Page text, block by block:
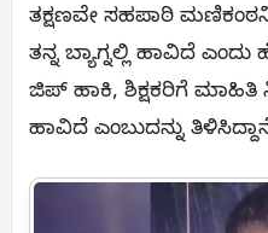
ತಕ್ಷಣವೇ ಸಹಪಾಠಿ
ತನ್ನ ಬ್ಯಾಗ್ನಲ್ಲಿ ಹಾವಿದೆ ಎಂದು
ಜಿಪ್ ಹಾಕಿ, ಶಿಕ್ಷಕರಿಗೆ ಮಾಹಿತಿ
ಹಾವಿದೆ ಎಂಬುದನ್ನು